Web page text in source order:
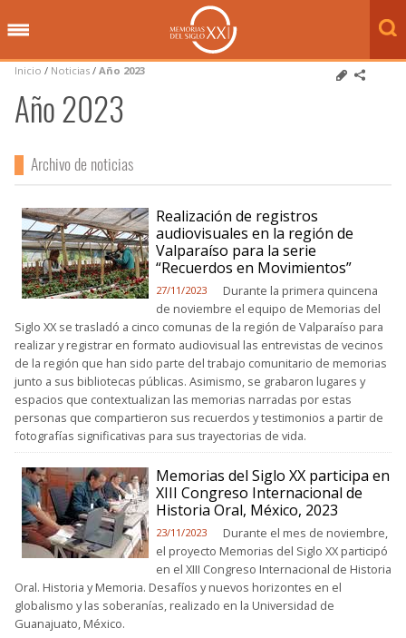
Inicio / Noticias / Año 2023
Año 2023
Archivo de noticias
Realización de registros
audiovisuales en la región de
Valparaíso para la serie
“Recuerdos en Movimientos”
27/11/2023
Durante la primera quincena
de noviembre el equipo de Memorias del
Siglo XX se trasladó a cinco comunas de la región de Valparaíso para
realizar y registrar en formato audiovisual las entrevistas de vecinos
de la región que han sido parte del trabajo comunitario de memorias
junto a sus bibliotecas públicas. Asimismo, se grabaron lugares y
espacios que contextualizan las memorias narradas por estas
personas que compartieron sus recuerdos y testimonios a partir de
fotografías significativas para sus trayectorias de vida.
Memorias del Siglo XX participa en
XIII Congreso Internacional de
Historia Oral, México, 2023
23/11/2023
Durante el mes de noviembre,
el proyecto Memorias del Siglo XX participó
en el XIII Congreso Internacional de Historia
Oral. Historia y Memoria. Desafíos y nuevos horizontes en el
globalismo y las soberanías, realizado en la Universidad de
Guanajuato, México.